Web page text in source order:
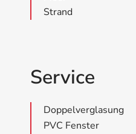
Strand
Service
Doppelverglasung
PVC Fenster